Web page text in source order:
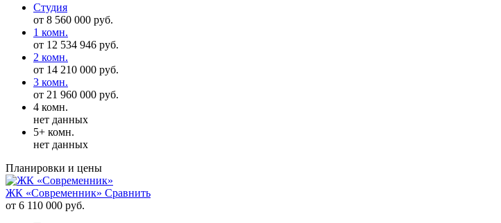
Студия
от 8 560 000 руб.
1 комн.
от 12 534 946 руб.
2 комн.
от 14 210 000 руб.
3 комн.
от 21 960 000 руб.
4 комн.
нет данных
5+ комн.
нет данных
Планировки и цены
ЖК «Современник» Сравнить
от 6 110 000 руб.